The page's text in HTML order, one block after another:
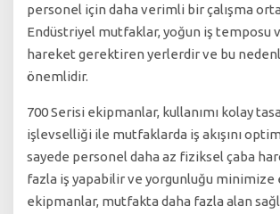
personel için daha verimli bir çalışma
Endüstriyel mutfaklar, yoğun iş temposu
hareket gerektiren yerlerdir ve bu
önemlidir.
700 Serisi ekipmanlar, kullanımı kolay
işlevselliği ile mutfaklarda iş akışını
sayede personel daha az fiziksel çaba
fazla iş yapabilir ve yorgunluğu minimize
ekipmanlar, mutfakta daha fazla alan